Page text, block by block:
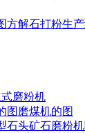
方解石打粉生
磨粉机
图磨煤机的图
石头矿石磨粉